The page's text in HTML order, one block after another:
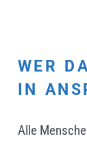
WER
IN
Alle